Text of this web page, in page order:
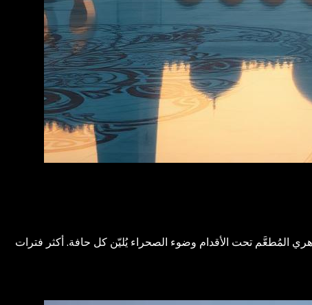
المُطعَّم تحت الأقدام وضوء الصحراء يُليّن كل حافة. أكثر فترات